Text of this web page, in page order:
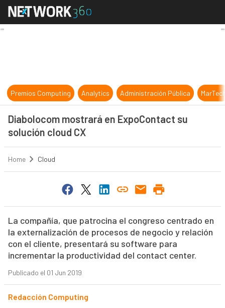
Diabolocom mostrará en
Premios Computing Analytics Administración Pública
Diabolocom mostrará en ExpoContact su
solución cloud CX
Home Cloud
La compañía, que patrocina el congreso centrado en
la externalización de procesos de negocio y relación
con el cliente, presentará su software para
incrementar la productividad del contact center.
Publicado el 01 Jun 2019
Redacción Computing